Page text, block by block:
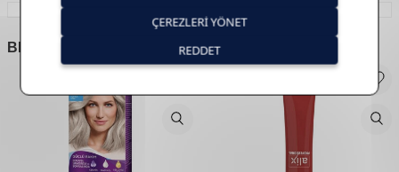
BENZER